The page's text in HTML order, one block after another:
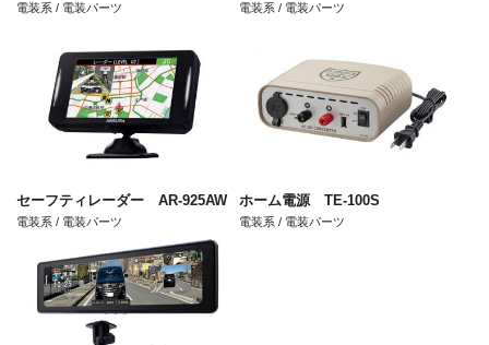
電装系 / 電装パーツ 電装系 / 電装パーツ
セーフティレーダー AR-925AW
電装系 / 電装パーツ
ホーム電源 TE-100S
電装系 / 電装パーツ